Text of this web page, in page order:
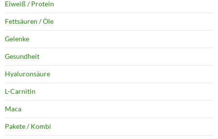
Eiweiß / Protein
Fettsäuren / Öle
Gelenke
Gesundheit
Hyaluronsäure
L-Carnitin
Maca
Pakete / Kombi